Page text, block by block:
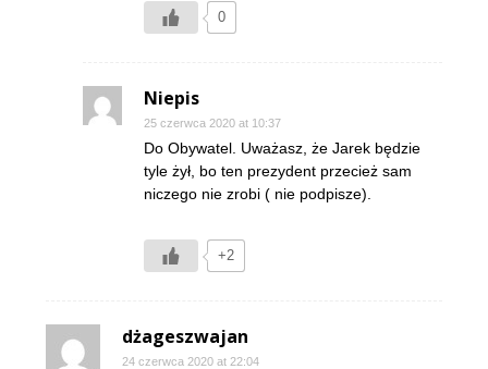
0
Niepis
25 czerwca 2020 at 10:37
Do Obywatel. Uważasz, że Jarek będzie
tyle żył, bo ten prezydent przecież sam
niczego nie zrobi ( nie podpisze).
+2
dżageszwajan
24 czerwca 2020 at 22:04